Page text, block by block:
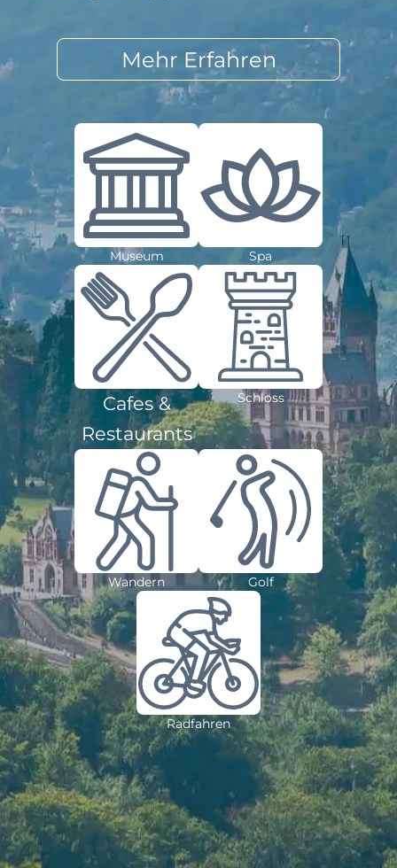
Mehr Erfahren
Museum Spa
Cafes &
Restaurants
Schloss
Wandern Golf
Radfahren